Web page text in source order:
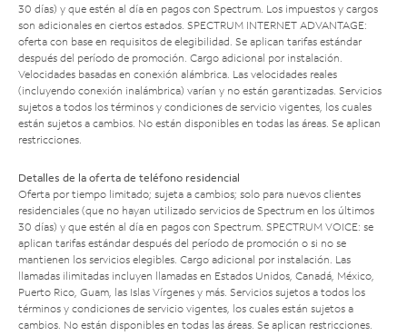
30 días) y que estén al día en pagos con Spectrum. Los impuestos y cargos
son adicionales en ciertos estados. SPECTRUM INTERNET ADVANTAGE:
oferta con base en requisitos de elegibilidad. Se aplican tarifas estándar
después del período de promoción. Cargo adicional por instalación.
Velocidades basadas en conexión alámbrica. Las velocidades reales
(incluyendo conexión inalámbrica) varían y no están garantizadas. Servicios
sujetos a todos los términos y condiciones de servicio vigentes, los cuales
están sujetos a cambios. No están disponibles en todas las áreas. Se aplican
restricciones.
Detalles de la oferta de teléfono residencial
Oferta por tiempo limitado; sujeta a cambios; solo para nuevos clientes
residenciales (que no hayan utilizado servicios de Spectrum en los últimos
30 días) y que estén al día en pagos con Spectrum. SPECTRUM VOICE: se
aplican tarifas estándar después del período de promoción o si no se
mantienen los servicios elegibles. Cargo adicional por instalación. Las
llamadas ilimitadas incluyen llamadas en Estados Unidos, Canadá, México,
Puerto Rico, Guam, las Islas Vírgenes y más. Servicios sujetos a todos los
términos y condiciones de servicio vigentes, los cuales están sujetos a
cambios. No están disponibles en todas las áreas. Se aplican restricciones.